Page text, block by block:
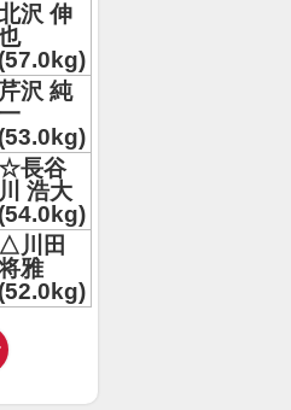
沢 伸
(57.0kg)
沢 純
(53.0kg)
長谷
川 浩大
(54.0kg)
△川田
雅
(52.0kg)